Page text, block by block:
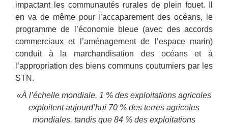
impactant les communautés rurales de plein fouet. Il
en va de même pour l’accaparement des océans, le
programme de l’économie bleue (avec des accords
commerciaux et l’aménagement de l’espace marin)
conduit à la marchandisation des océans et à
l’appropriation des biens communs coutumiers par les
STN.
«À l’échelle mondiale, 1 % des exploitations agricoles
exploitent aujourd’hui 70 % des terres agricoles
mondiales, tandis que 84 % des exploitations